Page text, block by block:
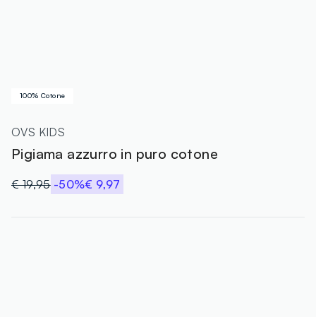
100% Cotone
OVS KIDS
Pigiama azzurro in puro cotone
€ 19,95 -50%€ 9,97